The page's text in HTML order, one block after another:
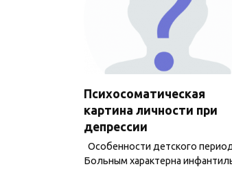
Психосоматическая
картина личности при
депрессии
Особенности детского
Больным характерна